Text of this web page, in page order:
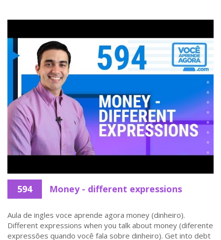
594 Money - different expressions
Aula de ingles voce aprende agora money (dinheiro).
Different expressions when you talk about money (diferente
expressões quando você fala sobre dinheiro). Get into debt